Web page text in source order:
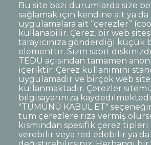
ve öğrencilerimize duyurulur.
Bu site bazı durumlarda size
sağlamak için kendine ait ya
uygulamalara ait “çerezler”
kullanabilir. Çerez, bir web
tarayıcınıza gönderdiği küçük
elementtir. Sizin sabit
TEDÜ açısından tamamen
içeriktir. Çerez kullanımını
uygulamadır ve birçok web
kullanmaktadır. Çerezler
bilgisayarınıza
"TÜMÜNÜ KABUL ET"
tüm çerezlere rıza vermiş
kısmından spesifik çerez
verebilir veya red edebilir ya
Dipnot
Sıkça Sorulan Sorular
Kişisel Verilerin Korunması
Gizlilik Politikası
Sorumluluk Reddi
Açık Rıza
Kurumsal Kimlik
© TED Üniversitesi. Ziya Gökalp Caddesi
Çankaya ANKARA